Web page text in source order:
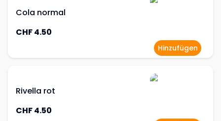
Cola normal
CHF 4.50
Hinzufügen
Rivella rot
CHF 4.50